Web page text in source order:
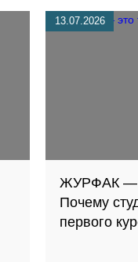
13.07.2026
ЖУРФАК —
Почему
первого